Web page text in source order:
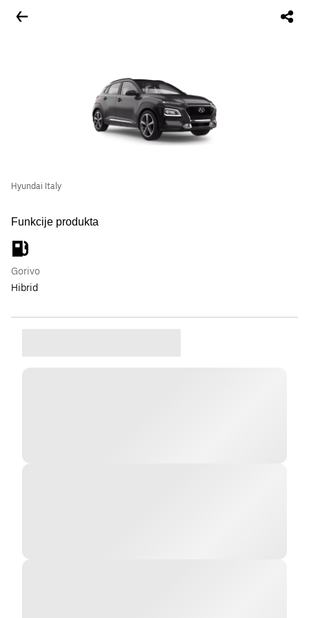
Hyundai Italy
Funkcije produkta
Gorivo
Hibrid